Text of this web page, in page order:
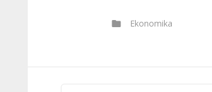
Categories
Ekonomika